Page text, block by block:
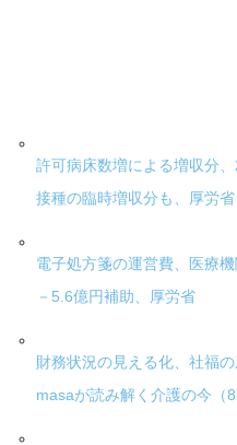
許可病床数増による増収分
接種の臨時増収分も、厚労省
電子処方箋の運営費、医療
－5.6億円補助、厚労省
財務状況の見える化、社福
masaが読み解く介護の今（